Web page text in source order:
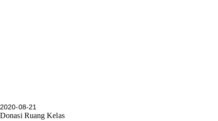
2020-08-21
Donasi Ruang Kelas